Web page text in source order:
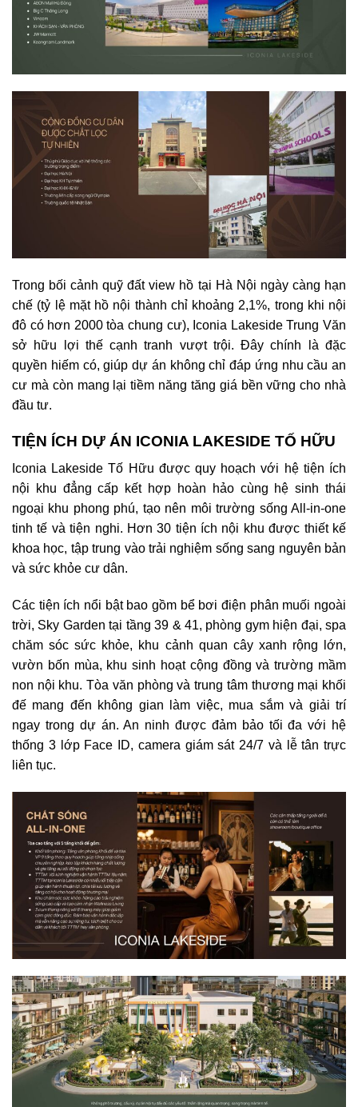
Trong bối cảnh quỹ đất view hồ tại Hà Nội ngày càng hạn
chế (tỷ lệ mặt hồ nội thành chỉ khoảng 2,1%, trong khi nội
đô có hơn 2000 tòa chung cư), Iconia Lakeside Trung Văn
sở hữu lợi thế cạnh tranh vượt trội. Đây chính là đặc
quyền hiếm có, giúp dự án không chỉ đáp ứng nhu cầu an
cư mà còn mang lại tiềm năng tăng giá bền vững cho nhà
đầu tư.
TIỆN ÍCH DỰ ÁN ICONIA LAKESIDE TỐ HỮU
Iconia Lakeside Tố Hữu được quy hoạch với hệ tiện ích
nội khu đẳng cấp kết hợp hoàn hảo cùng hệ sinh thái
ngoại khu phong phú, tạo nên môi trường sống All-in-one
tinh tế và tiện nghi. Hơn 30 tiện ích nội khu được thiết kế
khoa học, tập trung vào trải nghiệm sống sang nguyên bản
và sức khỏe cư dân.
Các tiện ích nổi bật bao gồm bể bơi điện phân muối ngoài
trời, Sky Garden tại tầng 39 & 41, phòng gym hiện đại, spa
chăm sóc sức khỏe, khu cảnh quan cây xanh rộng lớn,
vườn bốn mùa, khu sinh hoạt cộng đồng và trường mầm
non nội khu. Tòa văn phòng và trung tâm thương mại khối
đế mang đến không gian làm việc, mua sắm và giải trí
ngay trong dự án. An ninh được đảm bảo tối đa với hệ
thống 3 lớp Face ID, camera giám sát 24/7 và lễ tân trực
liên tục.